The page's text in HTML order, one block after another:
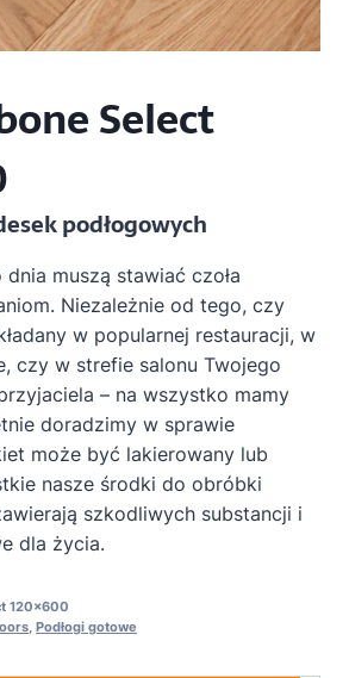
Select
podłogowych
muszą stawiać czoła
Niezależnie od tego, czy
w popularnej restauracji, w
czy w strefie salonu Twojego
– na wszystko mamy
doradzimy w sprawie
może być lakierowany lub
nasze środki do obróbki
szkodliwych substancji i
dla życia.
120×600
Podłogi gotowe